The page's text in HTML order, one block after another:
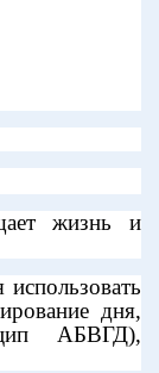
жизнь и
дня,
АБВГД),